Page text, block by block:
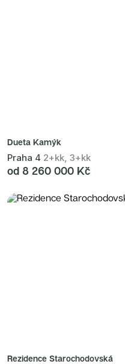
Dueta Kamýk
Praha 4 2+kk, 3+kk
od 8 260 000 Kč
Rezidence Starochodovská